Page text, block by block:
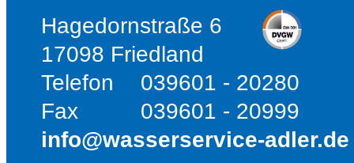
Hagedornstraße 6
17098 Friedland
Telefon
039601 - 20280
Fax
039601 - 20999
info@wasserservice-adler.de